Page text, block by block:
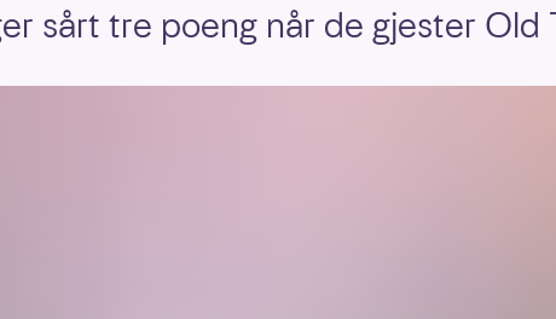
sårt tre poeng når de gjester Old